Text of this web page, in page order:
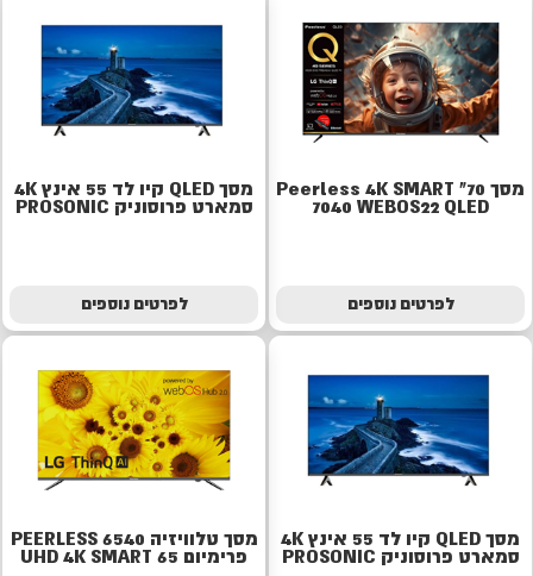
מסך 70" Peerless 4K SMART
7040 WEBOS22 QLED
לפרטים נוספים
מסך QLED קיו לד 55 אינץ 4K
סמארט פרוסוניק PROSONIC
לפרטים נוספים
מסך QLED קיו לד 55 אינץ 4K
סמארט פרוסוניק PROSONIC
מסך טלוויזיה PEERLESS 6540
פרימיום UHD 4K SMART 65